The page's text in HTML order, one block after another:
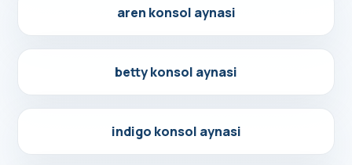
Detayları Gör
aren konsol aynasi
Detayları Gör
betty konsol aynasi
Detayları Gör
indigo konsol aynasi